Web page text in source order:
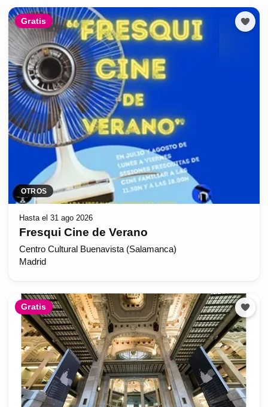
Gratis
OTROS
Hasta el 31 ago 2026
Fresqui Cine de Verano
Centro Cultural Buenavista (Salamanca)
Madrid
Gratis